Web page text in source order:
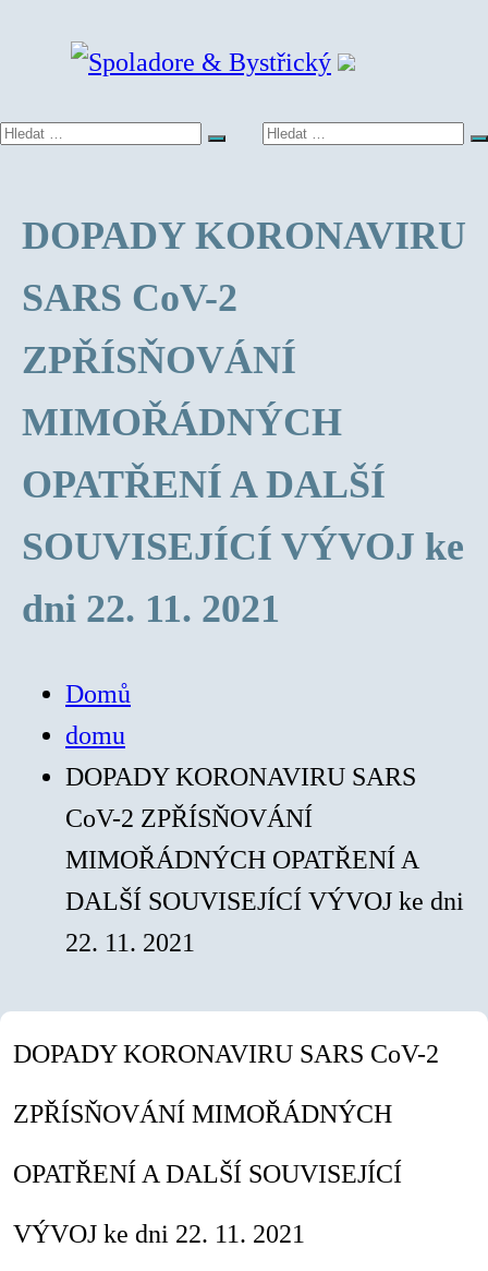
Přeskočit
obsah
Spoladore
&
Spoladore
&
Hledat:
Hledat:
Hledat
DOPADY KORONAVIRU
SARS CoV-2
ZPŘÍSŇOVÁNÍ
MIMOŘÁDNÝCH
OPATŘENÍ A DALŠÍ
SOUVISEJÍCÍ VÝVOJ ke
dni 22. 11. 2021
Domů
domu
DOPADY KORONAVIRU SARS
CoV-2 ZPŘÍSŇOVÁNÍ
MIMOŘÁDNÝCH OPATŘENÍ A
DALŠÍ SOUVISEJÍCÍ VÝVOJ ke dni
22. 11. 2021
DOPADY KORONAVIRU SARS CoV-2
ZPŘÍSŇOVÁNÍ MIMOŘÁDNÝCH
OPATŘENÍ A DALŠÍ SOUVISEJÍCÍ
VÝVOJ ke dni 22. 11. 2021